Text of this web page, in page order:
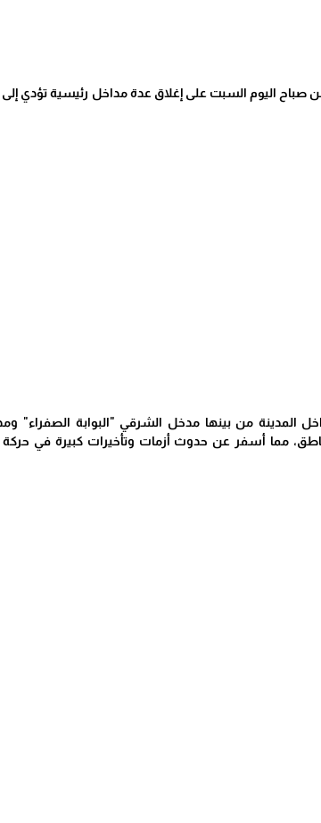
اليوم السبت على إغلاق عدة مداخل رئيسية تؤدي إلى
المدينة من بينها مدخل الشرقي "البوابة
مما أسفر عن حدوث أزمات وتأخيرات كبيرة في